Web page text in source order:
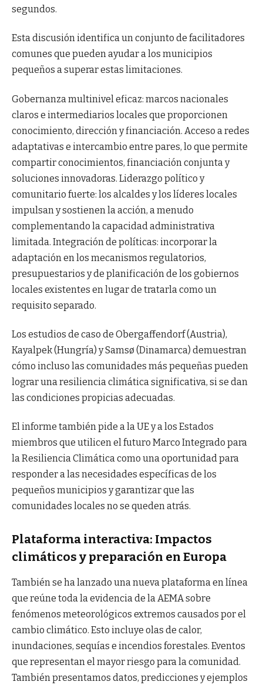
segundos.
Esta discusión identifica un conjunto de facilitadores
comunes que pueden ayudar a los municipios
pequeños a superar estas limitaciones.
Gobernanza multinivel eficaz: marcos nacionales
claros e intermediarios locales que proporcionen
conocimiento, dirección y financiación. Acceso a redes
adaptativas e intercambio entre pares, lo que permite
compartir conocimientos, financiación conjunta y
soluciones innovadoras. Liderazgo político y
comunitario fuerte: los alcaldes y los líderes locales
impulsan y sostienen la acción, a menudo
complementando la capacidad administrativa
limitada. Integración de políticas: incorporar la
adaptación en los mecanismos regulatorios,
presupuestarios y de planificación de los gobiernos
locales existentes en lugar de tratarla como un
requisito separado.
Los estudios de caso de Obergaffendorf (Austria),
Kayalpek (Hungría) y Samsø (Dinamarca) demuestran
cómo incluso las comunidades más pequeñas pueden
lograr una resiliencia climática significativa, si se dan
las condiciones propicias adecuadas.
El informe también pide a la UE y a los Estados
miembros que utilicen el futuro Marco Integrado para
la Resiliencia Climática como una oportunidad para
responder a las necesidades específicas de los
pequeños municipios y garantizar que las
comunidades locales no se queden atrás.
Plataforma interactiva: Impactos
climáticos y preparación en Europa
También se ha lanzado una nueva plataforma en línea
que reúne toda la evidencia de la AEMA sobre
fenómenos meteorológicos extremos causados ​​por el
cambio climático. Esto incluye olas de calor,
inundaciones, sequías e incendios forestales. Eventos
que representan el mayor riesgo para la comunidad.
También presentamos datos, predicciones y ejemplos